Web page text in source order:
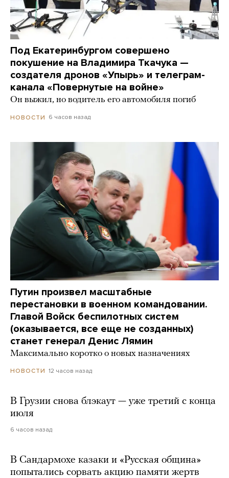
Под Екатеринбургом совершено
покушение на Владимира Ткачука —
создателя дронов «Упырь» и телеграм-
канала «Повернутые на войне»
Он выжил, но водитель его автомобиля погиб
НОВОСТИ 6 часов назад
Путин произвел масштабные
перестановки в военном командовании.
Главой Войск беспилотных систем
(оказывается, все еще не созданных)
станет генерал Денис Лямин
Максимально коротко о новых назначениях
НОВОСТИ 12 часов назад
В Грузии снова блэкаут — уже третий с конца
июля
6 часов назад
В Сандармохе казаки и «Русская община»
попытались сорвать акцию памяти жертв